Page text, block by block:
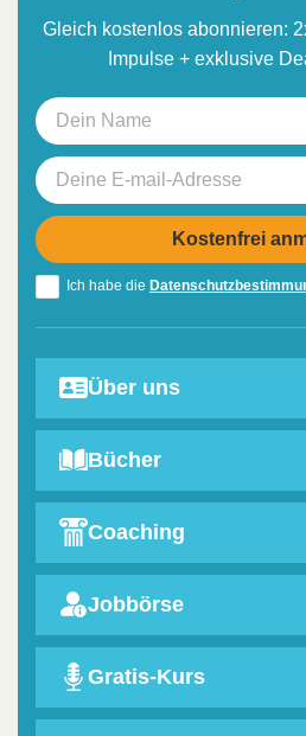
Gleich kostenlos abonnieren:
Impulse + exklusive
Ich habe die
Über uns
Bücher
Coaching
Jobbörse
Gratis-Kurs